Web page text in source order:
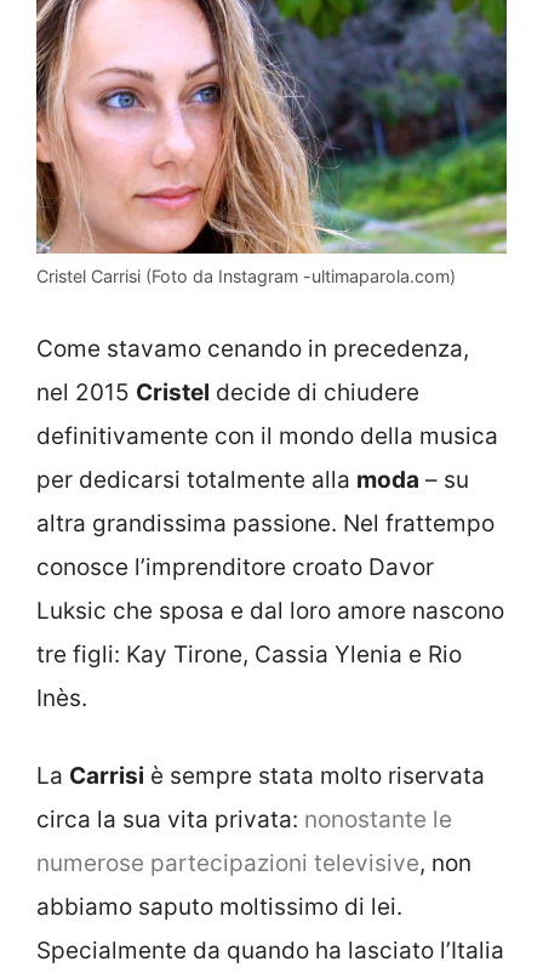
Cristel Carrisi (Foto da Instagram -ultimaparola.com)
Come stavamo cenando in precedenza,
nel 2015 Cristel decide di chiudere
definitivamente con il mondo della musica
per dedicarsi totalmente alla moda – su
altra grandissima passione. Nel frattempo
conosce l’imprenditore croato Davor
Luksic che sposa e dal loro amore nascono
tre figli: Kay Tirone, Cassia Ylenia e Rio
Inès.
La Carrisi è sempre stata molto riservata
circa la sua vita privata: nonostante le
numerose partecipazioni televisive, non
abbiamo saputo moltissimo di lei.
Specialmente da quando ha lasciato l’Italia